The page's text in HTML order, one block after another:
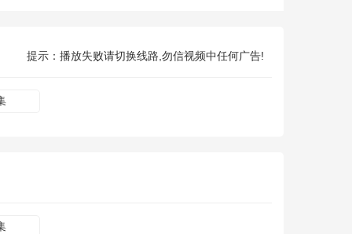
提示：播放失败请切换线路,勿信视频中任何广告!